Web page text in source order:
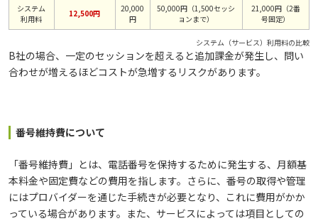
システム
利用料
12,500円
20,000
円
50,000円（1,500セッシ
ョンまで）
21,000円（2番
号固定）
システム（サービス）利用料の比較
B社の場合、一定のセッションを超えると追加課金が発生し、問い
合わせが増えるほどコストが急増するリスクがあります。
番号維持費について
「番号維持費」とは、電話番号を保持するために発生する、月額基
本料金や固定費などの費用を指します。さらに、番号の取得や管理
にはプロバイダーを通じた手続きが必要となり、これに費用がかか
っている場合があります。また、サービスによっては項目としての